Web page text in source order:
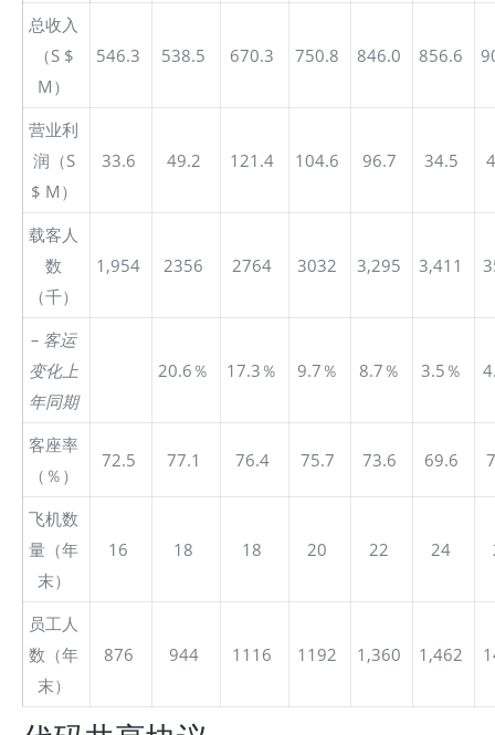
总收入
（S $
M）
546.3 538.5 670.3 750.8 846.0 856.6
营业利
润（S
$ M）
33.6 49.2 121.4 104.6 96.7 34.5
载客人
数
（千）
1,954 2356 2764 3032 3,295 3,411
– 客运
变化上
年同期
20.6％ 17.3％ 9.7％ 8.7％ 3.5％
客座率
（％）
72.5 77.1 76.4 75.7 73.6 69.6
飞机数
量（年
末）
16 18 18 20 22 24
员工人
数（年
末）
876 944 1116 1192 1,360 1,462